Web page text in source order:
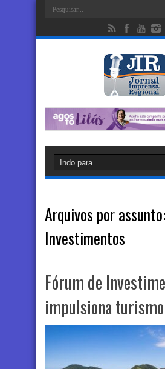
Arquivos por assunto:
Investimentos
Fórum de
impulsiona